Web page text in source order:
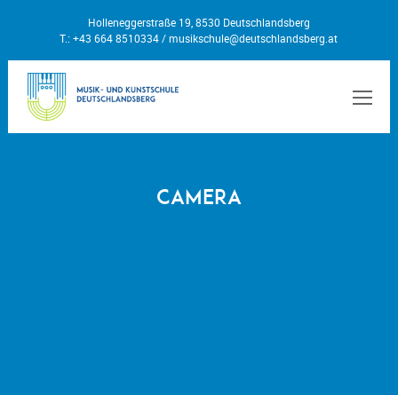
Holleneggerstraße 19, 8530 Deutschlandsberg
T.: +43 664 8510334 /musikschule@deutschlandsberg.at
Camera